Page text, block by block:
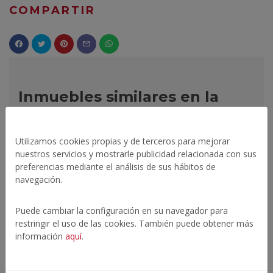
COMPARTIR
Inmuebles similares en la
EN VENTA
Utilizamos cookies propias y de terceros para mejorar
nuestros servicios y mostrarle publicidad relacionada con sus
preferencias mediante el análisis de sus hábitos de
navegación.
Puede cambiar la configuración en su navegador para
restringir el uso de las cookies. También puede obtener más
información aquí.